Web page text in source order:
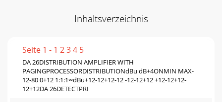
Inhaltsverzeichnis
Seite 1 - 1 2 3 4 5
DA 26DISTRIBUTION AMPLIFIER WITH
PAGINGPROCESSORDISTRIBUTIONdBu dB+4ONMIN MAX-
12-80 0+12 1:1:1∞dBu+12-12+12-12 -12-12+12 +12-12+12-
12+12DA 26DETECTPRI